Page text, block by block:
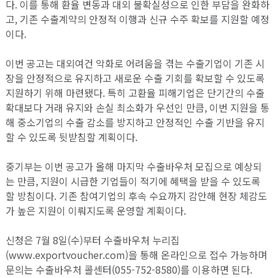
다. 이를 통해 환율 변동과 대외 불확실성으로 인한 부담을 완화하
고, 기존 수출계약의 안정적 이행과 신규 수주 확보를 지원할 예정
이다.
이번 공고는 대외여건 악화로 어려움을 겪는 수출기업이 기존 시
장을 안정적으로 유지하고 새로운 수출 기회를 확보할 수 있도록
지원하기 위해 마련됐다. 특히 고환율 피해기업은 단기간의 수출
확대보다 거래 유지와 손실 최소화가 우선인 만큼, 이번 지원을 통
해 중소기업의 수출 감소를 방지하고 안정적인 수출 기반을 유지
할 수 있도록 뒷받침할 계획이다.
중기부는 이번 공고가 올해 마지막 수출바우처 모집으로 예상되
는 만큼, 지원이 시급한 기업들이 적기에 혜택을 받을 수 있도록
할 방침이다. 기존 참여기업의 후속 수요까지 감안해 현장 체감도
가 높은 지원이 이뤄지도록 운영할 계획이다.
신청은 7월 8일(수)부터 수출바우처 누리집
(www.exportvoucher.com)을 통해 온라인으로 접수 가능하며
문의는 수출바우처 콜센터(055-752-8580)를 이용하면 된다.